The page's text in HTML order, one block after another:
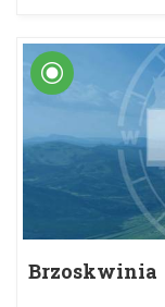
Brzoskwinia